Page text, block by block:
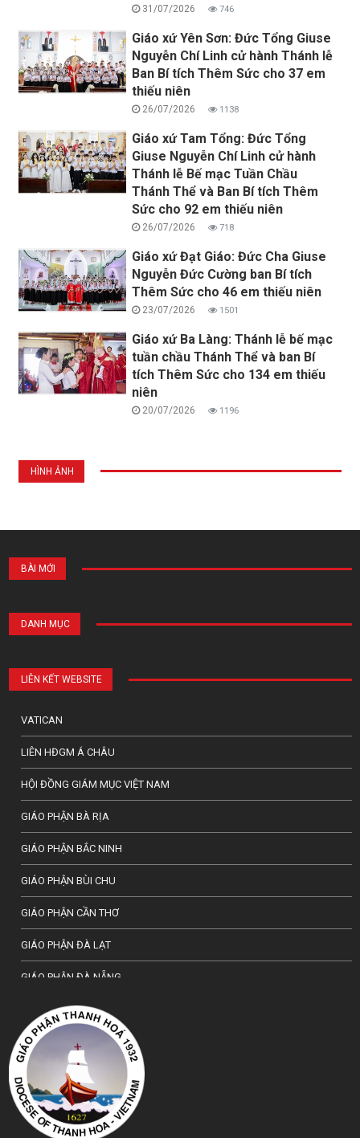
31/07/2026 746
Giáo xứ Yên Sơn: Đức Tổng Giuse
Nguyễn Chí Linh cử hành Thánh lễ
Ban Bí tích Thêm Sức cho 37 em
thiếu niên
26/07/2026 1138
Giáo xứ Tam Tổng: Đức Tổng
Giuse Nguyễn Chí Linh cử hành
Thánh lễ Bế mạc Tuần Chầu
Thánh Thể và Ban Bí tích Thêm
Sức cho 92 em thiếu niên
26/07/2026 718
Giáo xứ Đạt Giáo: Đức Cha Giuse
Nguyễn Đức Cường ban Bí tích
Thêm Sức cho 46 em thiếu niên
23/07/2026 1501
Giáo xứ Ba Làng: Thánh lễ bế mạc
tuần chầu Thánh Thể và ban Bí
tích Thêm Sức cho 134 em thiếu
niên
20/07/2026 1196
HÌNH ẢNH
BÀI MỚI
DANH MỤC
LIÊN KẾT WEBSITE
VATICAN
LIÊN HĐGM Á CHÂU
HỘI ĐỒNG GIÁM MỤC VIỆT NAM
GIÁO PHẬN BÀ RỊA
GIÁO PHẬN BẮC NINH
GIÁO PHẬN BÙI CHU
GIÁO PHẬN CẦN THƠ
GIÁO PHẬN ĐÀ LẠT
GIÁO PHẬN ĐÀ NẴNG
TỔNG GIÁO PHẬN HÀ NỘI
GIÁO PHẬN HẢI PHÒNG
TỔNG GIÁO PHẬN HUẾ
GIÁO PHẬN HƯNG HOÁ